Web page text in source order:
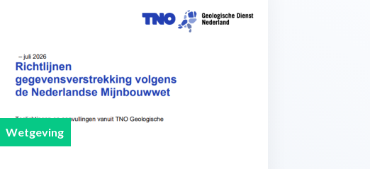
Wetgeving